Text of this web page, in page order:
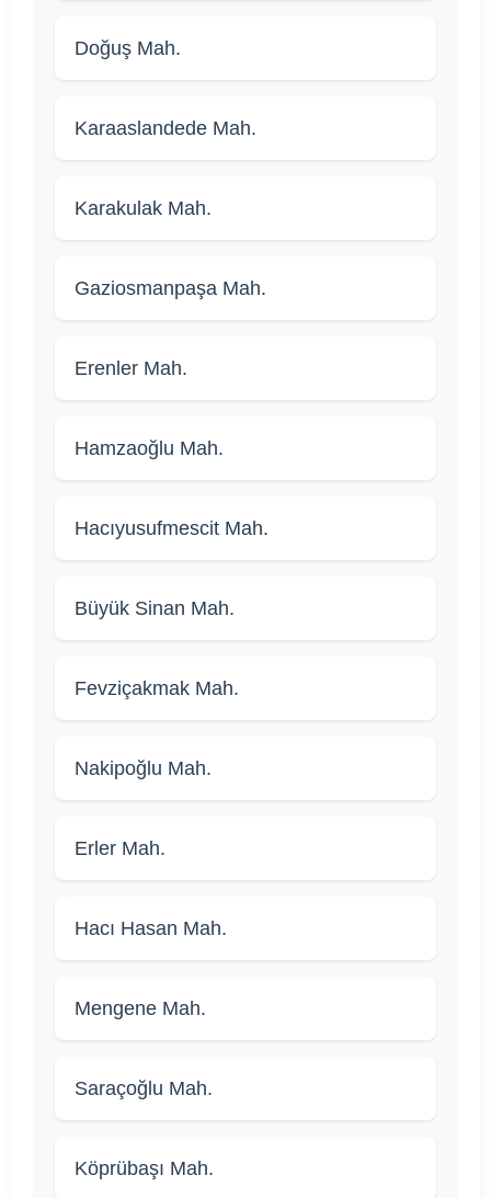
Doğuş Mah.
Karaaslandede Mah.
Karakulak Mah.
Gaziosmanpaşa Mah.
Erenler Mah.
Hamzaoğlu Mah.
Hacıyusufmescit Mah.
Büyük Sinan Mah.
Fevziçakmak Mah.
Nakipoğlu Mah.
Erler Mah.
Hacı Hasan Mah.
Mengene Mah.
Saraçoğlu Mah.
Köprübaşı Mah.